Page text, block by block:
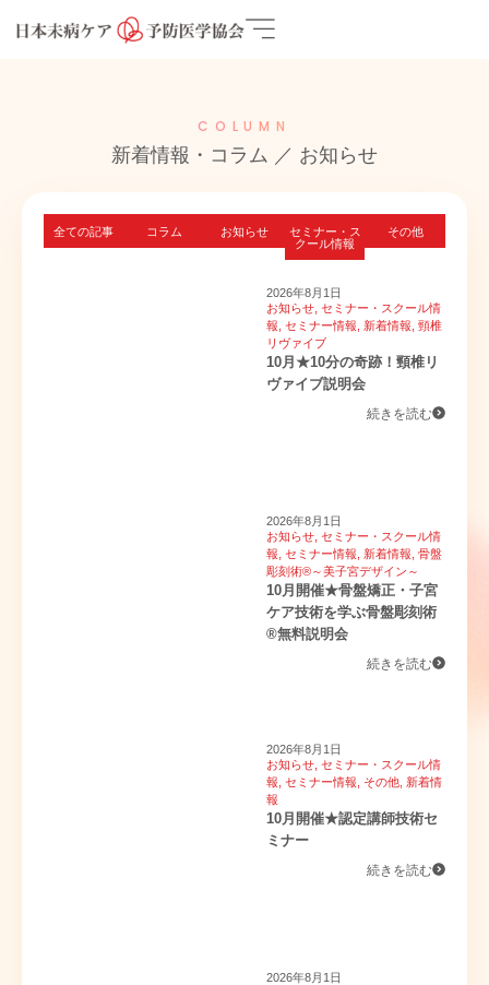
COLUMN
新着情報・コラム ／ お知らせ
全ての記事 コラム お知らせ セミナー・ス
クール情報
その他
2026年8月1日
お知らせ セミナー・スクール情
報 セミナー情報 新着情報 頸椎
リヴァイブ
10月★10分の奇跡！頸椎リ
ヴァイブ説明会
続きを読む
2026年8月1日
お知らせ セミナー・スクール情
報 セミナー情報 新着情報 骨盤
彫刻術®～美子宮デザイン～
10月開催★骨盤矯正・子宮
ケア技術を学ぶ骨盤彫刻術
®無料説明会
続きを読む
2026年8月1日
お知らせ セミナー・スクール情
報 セミナー情報 その他 新着情
報
10月開催★認定講師技術セ
ミナー
続きを読む
2026年8月1日